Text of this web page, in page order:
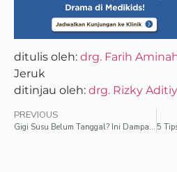
ditulis oleh: drg. Farih
Jeruk
ditinjau oleh: drg. Rizky
PREVIOUS
Gigi Susu Belum Tanggal? Ini Dampaknya untuk Si Kecil!